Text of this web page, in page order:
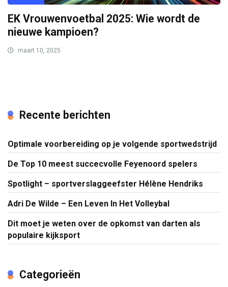
EK Vrouwenvoetbal 2025: Wie wordt de
nieuwe kampioen?
maart 10, 2025
Recente berichten
Optimale voorbereiding op je volgende sportwedstrijd
De Top 10 meest succecvolle Feyenoord spelers
Spotlight – sportverslaggeefster Hélène Hendriks
Adri De Wilde – Een Leven In Het Volleybal
Dit moet je weten over de opkomst van darten als
populaire kijksport
Categorieën